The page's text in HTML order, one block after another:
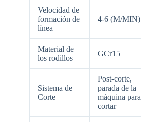
Velocidad de
formación de
línea
4-6 (M/MIN)
Material de
los rodillos
GCr15
Sistema de
Corte
Post-corte,
parada de la
máquina para
cortar